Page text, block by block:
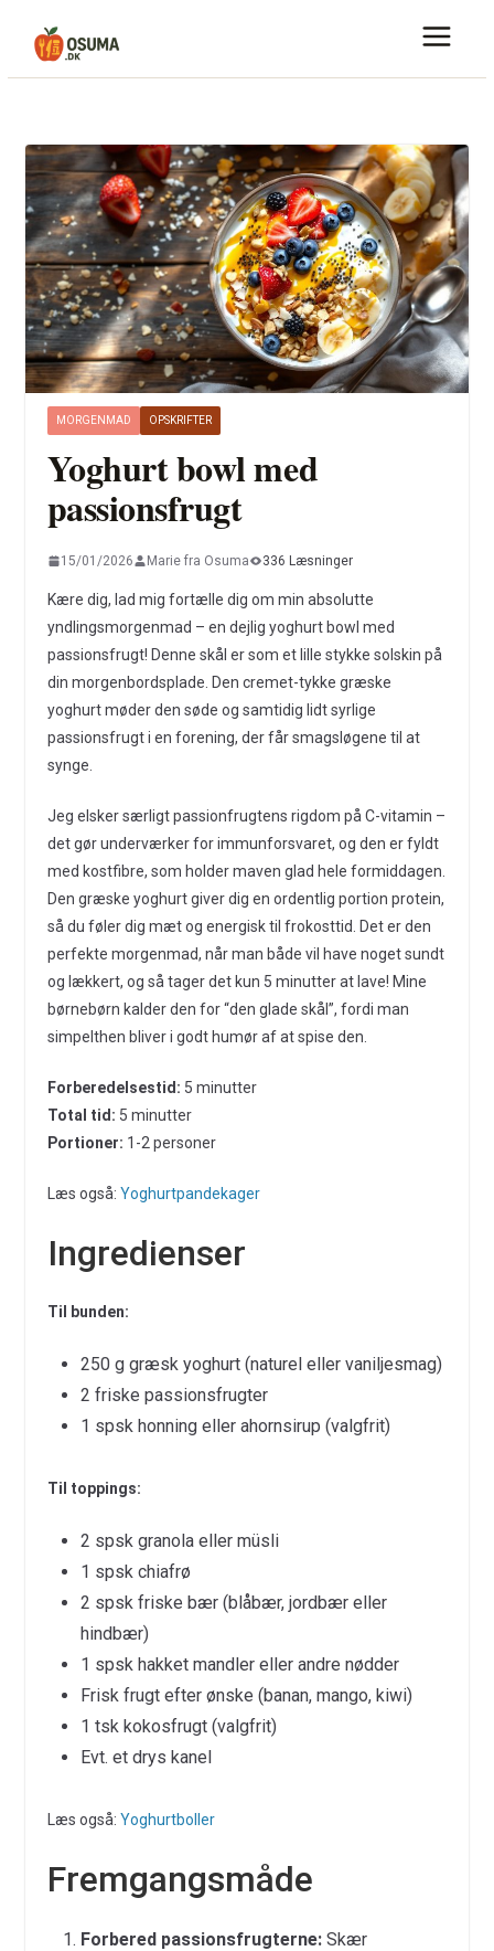
MORGENMAD OPSKRIFTER
Yoghurt bowl med
passionsfrugt
15/01/2026 Marie fra Osuma 336 Læsninger
Kære dig, lad mig fortælle dig om min absolutte
yndlingsmorgenmad – en dejlig yoghurt bowl med
passionsfrugt! Denne skål er som et lille stykke solskin på
din morgenbordsplade. Den cremet-tykke græske
yoghurt møder den søde og samtidig lidt syrlige
passionsfrugt i en forening, der får smagsløgene til at
synge.
Jeg elsker særligt passionfrugtens rigdom på C-vitamin –
det gør underværker for immunforsvaret, og den er fyldt
med kostfibre, som holder maven glad hele formiddagen.
Den græske yoghurt giver dig en ordentlig portion protein,
så du føler dig mæt og energisk til frokosttid. Det er den
perfekte morgenmad, når man både vil have noget sundt
og lækkert, og så tager det kun 5 minutter at lave! Mine
børnebørn kalder den for “den glade skål”, fordi man
simpelthen bliver i godt humør af at spise den.
Forberedelsestid: 5 minutter
Total tid: 5 minutter
Portioner: 1-2 personer
Læs også: Yoghurtpandekager
Ingredienser
Til bunden:
250 g græsk yoghurt (naturel eller vaniljesmag)
2 friske passionsfrugter
1 spsk honning eller ahornsirup (valgfrit)
Til toppings:
2 spsk granola eller müsli
1 spsk chiafrø
2 spsk friske bær (blåbær, jordbær eller
hindbær)
1 spsk hakket mandler eller andre nødder
Frisk frugt efter ønske (banan, mango, kiwi)
1 tsk kokosfrugt (valgfrit)
Evt. et drys kanel
Læs også: Yoghurtboller
Fremgangsmåde
Forbered passionsfrugterne:Skær